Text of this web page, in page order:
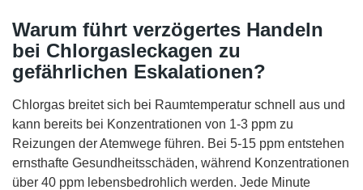
Warum führt verzögertes Handeln
bei Chlorgasleckagen zu
gefährlichen Eskalationen?
Chlorgas breitet sich bei Raumtemperatur schnell aus und
kann bereits bei Konzentrationen von 1-3 ppm zu
Reizungen der Atemwege führen. Bei 5-15 ppm entstehen
ernsthafte Gesundheitsschäden, während Konzentrationen
über 40 ppm lebensbedrohlich werden. Jede Minute